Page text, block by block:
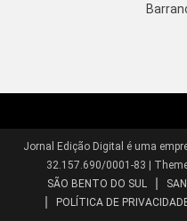
Jornal Edição Digital é uma
32.157.690/0001-83
SÃO BENTO DO SUL
POLÍTICA DE